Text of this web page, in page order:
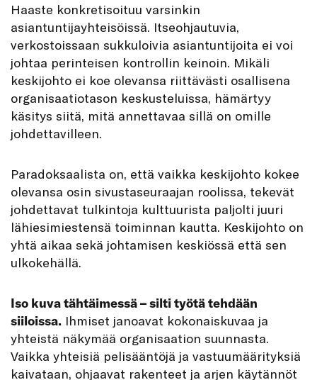
Haaste konkretisoituu varsinkin
asiantuntijayhteisöissä. Itseohjautuvia,
verkostoissaan sukkuloivia asiantuntijoita ei voi
johtaa perinteisen kontrollin keinoin. Mikäli
keskijohto ei koe olevansa riittävästi osallisena
organisaatiotason keskusteluissa, hämärtyy
käsitys siitä, mitä annettavaa sillä on omille
johdettavilleen.
Paradoksaalista on, että vaikka keskijohto kokee
olevansa osin sivustaseuraajan roolissa, tekevät
johdettavat tulkintoja kulttuurista paljolti juuri
lähiesimiestensä toiminnan kautta. Keskijohto on
yhtä aikaa sekä johtamisen keskiössä että sen
ulkokehällä.
Iso kuva tähtäimessä – silti työtä tehdään
siiloissa. Ihmiset janoavat kokonaiskuvaa ja
yhteistä näkymää organisaation suunnasta.
Vaikka yhteisiä pelisääntöjä ja vastuumäärityksiä
kaivataan, ohjaavat rakenteet ja arjen käytännöt